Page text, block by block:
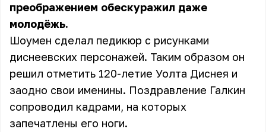
преображением обескуражил даже
молодёжь.
Шоумен сделал педикюр с рисунками
диснеевских персонажей. Таким образом он
решил отметить 120-летие Уолта Диснея и
заодно свои именины. Поздравление Галкин
сопроводил кадрами, на которых
запечатлены его ноги.